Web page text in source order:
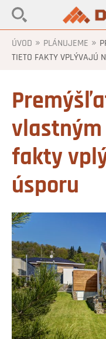
ÚVOD » PLÁNUJEME »
TIETO FAKTY VPLÝVAJÚ
vlastným
fakty
úsporu